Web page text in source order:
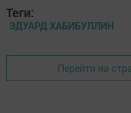
Теги:
ЭДУАРД ХАБИБУЛЛИН
Перейти на